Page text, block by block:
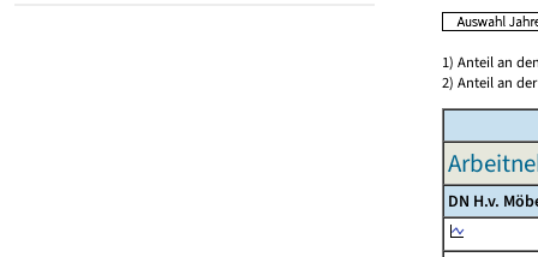
1) Anteil an
2) Anteil an
DN H.v.